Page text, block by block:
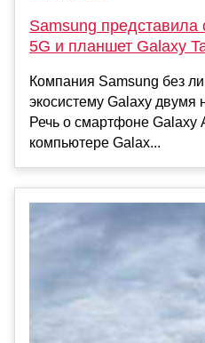
Samsung
5G и планшет Galaxy
Компания Samsung без
экосистему Galaxy двумя
Речь о смартфоне Galaxy
компьютере Galax...